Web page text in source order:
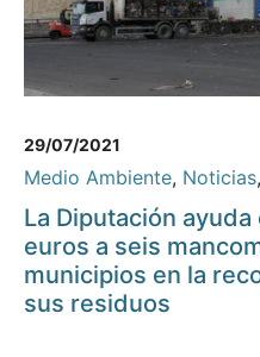
29/07/2021
Medio Ambiente, Noticias,
La Diputación
euros a seis
municipios en la
sus residuos